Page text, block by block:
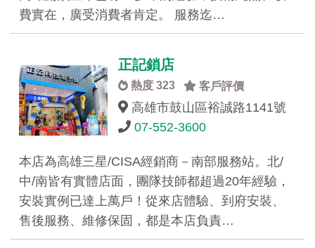
費實在，廣受消費者肯定。 服務迄…
正記鎖店
熱度 323 客戶評價
高雄市鼓山區裕誠路1141號
07-552-3600
本店為高雄三星/CISA經銷商－南部服務站。北/
中/南皆有實體店面，團隊技師都超過20年經驗，
安裝實例已達上萬戶！從來店體驗、到府安裝、
售後服務、維修保固，都是本店負責…